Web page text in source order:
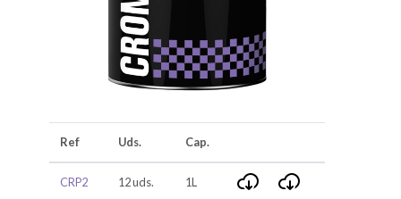
Ref Uds. Cap.
CRP2 12 uds. 1L